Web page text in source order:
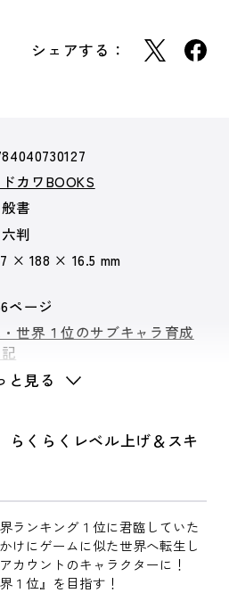
シェアする：
カワBOOKS
書
判
× 188 × 16.5 mm
ページ
世界１位のサブキャラ育成
と見る
らくらくレベル上げ＆スキ
ランキング１位に君臨していた
けにゲームに似た世界へ転生し
カウントのキャラクターに！
１位』を目指す！